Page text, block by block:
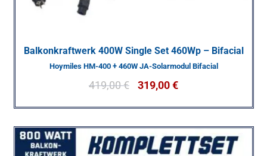
Balkonkraftwerk 400W Single Set 460Wp – Bifacial
Hoymiles HM-400 + 460W JA-Solarmodul Bifacial
419,00€ 319,00€